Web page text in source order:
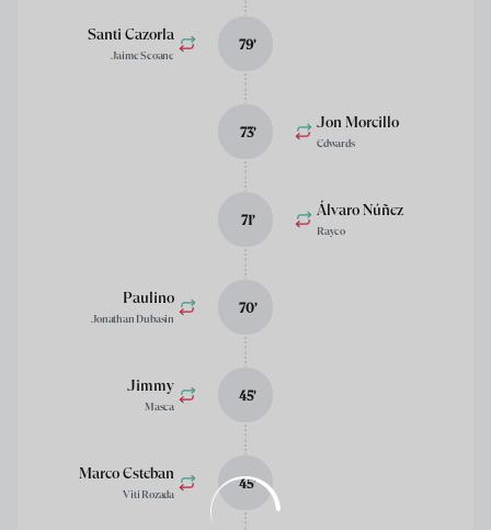
Santi Cazorla
Jaime Seoane
79’
Jon Morcillo
Edwards
73’
Álvaro Núñez
Rayco
71’
Paulino
Jonathan Dubasin
70’
Jimmy
Masca
45’
Marco Esteban
Viti Rozada
45’